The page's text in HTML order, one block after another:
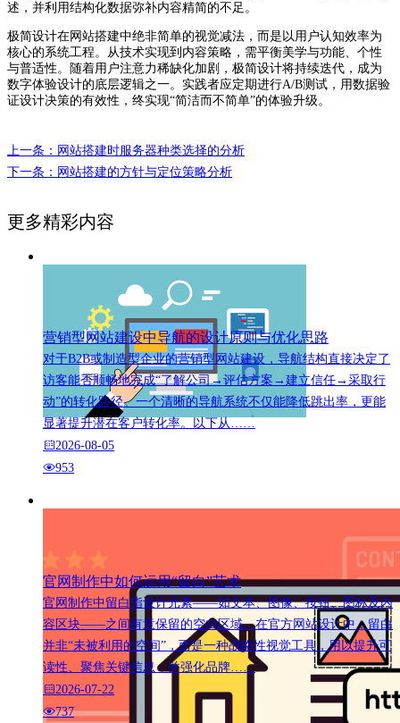
述，并利用结构化数据弥补内容精简的不足。
极简设计在网站搭建中绝非简单的视觉减法，而是以用户认知效率为
核心的系统工程。从技术实现到内容策略，需平衡美学与功能、个性
与普适性。随着用户注意力稀缺化加剧，极简设计将持续迭代，成为
数字体验设计的底层逻辑之一。实践者应定期进行A/B测试，用数据验
证设计决策的有效性，终实现“简洁而不简单”的体验升级。
上一条：网站搭建时服务器种类选择的分析
下一条：网站搭建的方针与定位策略分析
更多精彩内容
营销型网站建设中导航的设计原则与优化思路
对于B2B或制造型企业的营销型网站建设，导航结构直接决定了
访客能否顺畅地完成“了解公司→评估方案→建立信任→采取行
动”的转化路径。一个清晰的导航系统不仅能降低跳出率，更能
显著提升潜在客户转化率。以下从……
2026-08-05
953
官网制作中如何运用“留白”艺术
官网制作中留白指设计元素——如文本、图像、按钮、图标及内
容区块——之间有意保留的空白区域。在官方网站设计中，留白
并非“未被利用的空间”，而是一种战略性视觉工具，用以提升可
读性、聚焦关键信息，并强化品牌……
2026-07-22
737